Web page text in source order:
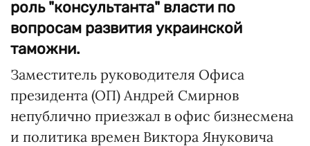
роль "консультанта" власти по
вопросам развития украинской
таможни.
Заместитель руководителя Офиса
президента (ОП) Андрей Смирнов
непублично приезжал в офис бизнесмена
и политика времен Виктора Януковича